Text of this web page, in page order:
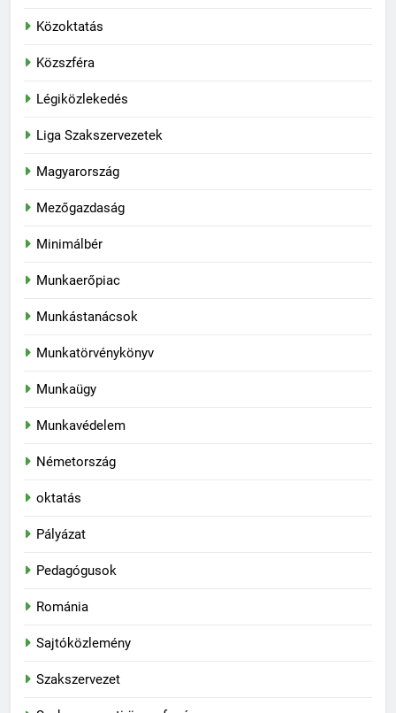
Közoktatás
Közszféra
Légiközlekedés
Liga Szakszervezetek
Magyarország
Mezőgazdaság
Minimálbér
Munkaerőpiac
Munkástanácsok
Munkatörvénykönyv
Munkaügy
Munkavédelem
Németország
oktatás
Pályázat
Pedagógusok
Románia
Sajtóközlemény
Szakszervezet